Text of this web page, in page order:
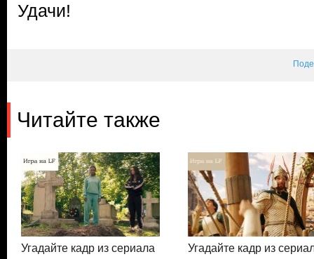
Удачи!
Читайте также
Угадайте кадр из сериала Угадайте кадр из